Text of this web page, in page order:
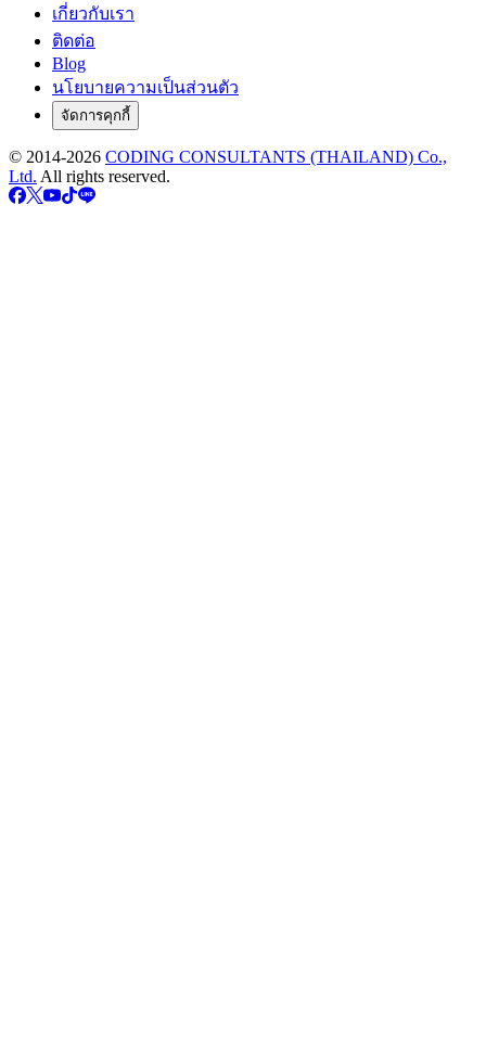
เกี่ยวกับเรา
ติดต่อ
Blog
นโยบายความเป็นส่วนตัว
จัดการคุกกี้
© 2014-2026 CODING CONSULTANTS (THAILAND) Co.,
Ltd. All rights reserved.